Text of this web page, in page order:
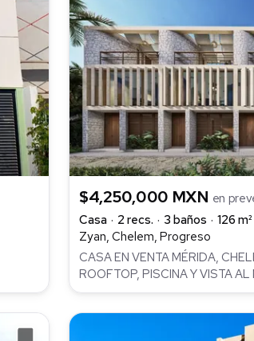
$4,250,000 MXN en
Casa
2 recs. 3 baños
126 m²
Zyan, Chelem, Progreso
CASA EN VENTA MÉRIDA,
ROOFTOP, PISCINA Y VISTA AL